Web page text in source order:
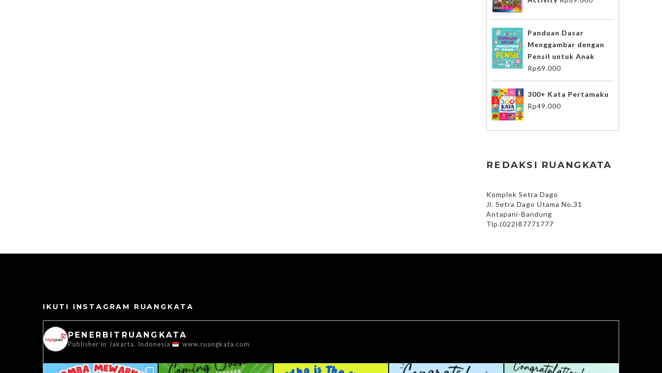
Panduan Dasar
Menggambar dengan
Pensil untuk Anak
Rp69.000
300+ Kata Pertamaku
Rp49.000
REDAKSI RUANGKATA
Komplek Setra Dago
Jl. Setra Dago Utama No.31
Antapani-Bandung
Tlp.(022)87771777
IKUTI INSTAGRAM RUANGKATA
PENERBITRUANGKATA
Publisher in Jakarta, Indonesia www.ruangkata.com